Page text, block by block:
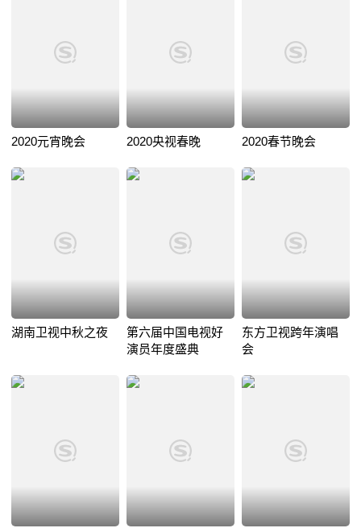
2020元宵晚会 2020央视春晚 2020春节晚会
湖南卫视中秋之夜
第六届中国电视好
演员年度盛典
东方卫视跨年演唱
会